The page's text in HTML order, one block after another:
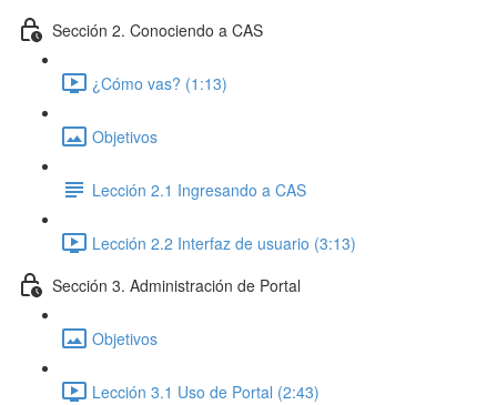
Sección 2. Conociendo a CAS
¿Cómo vas? (1:13)
Objetivos
Lección 2.1 Ingresando a CAS
Lección 2.2 Interfaz de usuario (3:13)
Sección 3. Administración de Portal
Objetivos
Lección 3.1 Uso de Portal (2:43)